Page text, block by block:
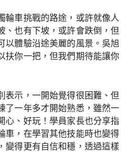
輪車挑戰的路途，或許就像人
、也有下坡，或許會跌倒，但
以體驗沿途美麗的風景。吳旭
扶你一把，但我們期待能讓你
表示，一開始覺得很困難、但
了一年多才開始熟悉，雖然一
心、好玩！學員家長也分享指
車，在學習其他技能時也變得
變得更有自信和穩，透過這樣